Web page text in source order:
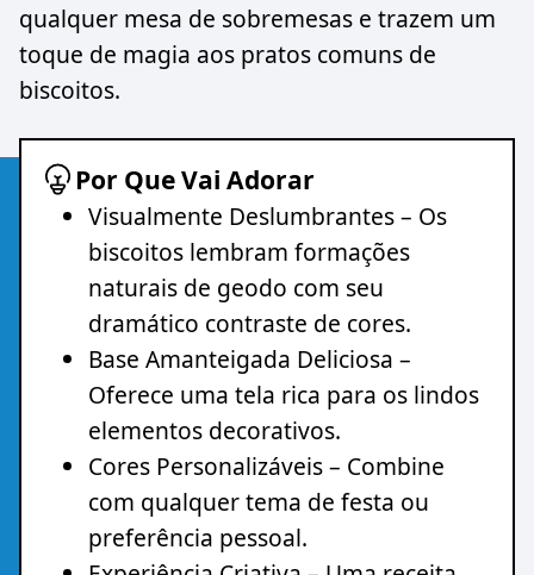
qualquer mesa de sobremesas e trazem um
toque de magia aos pratos comuns de
biscoitos.
Por Que Vai Adorar
Visualmente Deslumbrantes – Os
biscoitos lembram formações
naturais de geodo com seu
dramático contraste de cores.
Base Amanteigada Deliciosa –
Oferece uma tela rica para os lindos
elementos decorativos.
Cores Personalizáveis – Combine
com qualquer tema de festa ou
preferência pessoal.